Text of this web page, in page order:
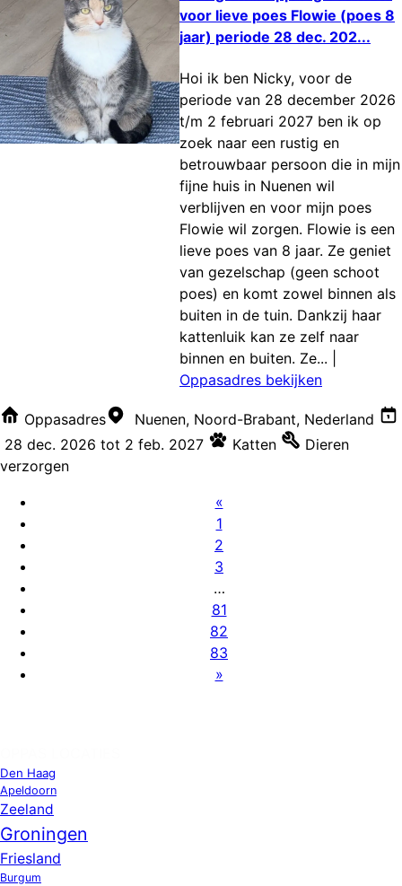
voor lieve poes Flowie (poes 8
jaar) periode 28 dec. 202...
Hoi ik ben Nicky, voor de
periode van 28 december 2026
t/m 2 februari 2027 ben ik op
zoek naar een rustig en
betrouwbaar persoon die in mijn
fijne huis in Nuenen wil
verblijven en voor mijn poes
Flowie wil zorgen. Flowie is een
lieve poes van 8 jaar. Ze geniet
van gezelschap (geen schoot
poes) en komt zowel binnen als
buiten in de tuin. Dankzij haar
kattenluik kan ze zelf naar
binnen en buiten. Ze...
Oppasadres bekijken
Oppasadres
Nuenen, Noord-Brabant, Nederland
28 dec. 2026 tot 2 feb. 2027 Katten
Dieren
verzorgen
«
1
2
3
…
81
82
83
»
Den Haag
Apeldoorn
Zeeland
Groningen
Friesland
Burgum